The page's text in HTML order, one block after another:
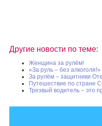
Другие новости по теме:
Женщина за рулём!
«За руль – без алкоголя!»
За рулём – защитники
Путешествие по стране
Трезвый водитель – это